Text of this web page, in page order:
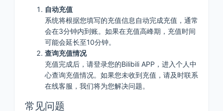
自动充值
系统将根据您填写的充值信息自动完成充值，通常
会在3分钟内到账。如果在充值高峰期，充值时间
可能会延长至10分钟。
查询充值情况
充值完成后，请登录您的Bilibili APP，进入个人中
心查询充值情况。如果您未收到充值，请及时联系
在线客服，我们将为您解决问题。
常见问题